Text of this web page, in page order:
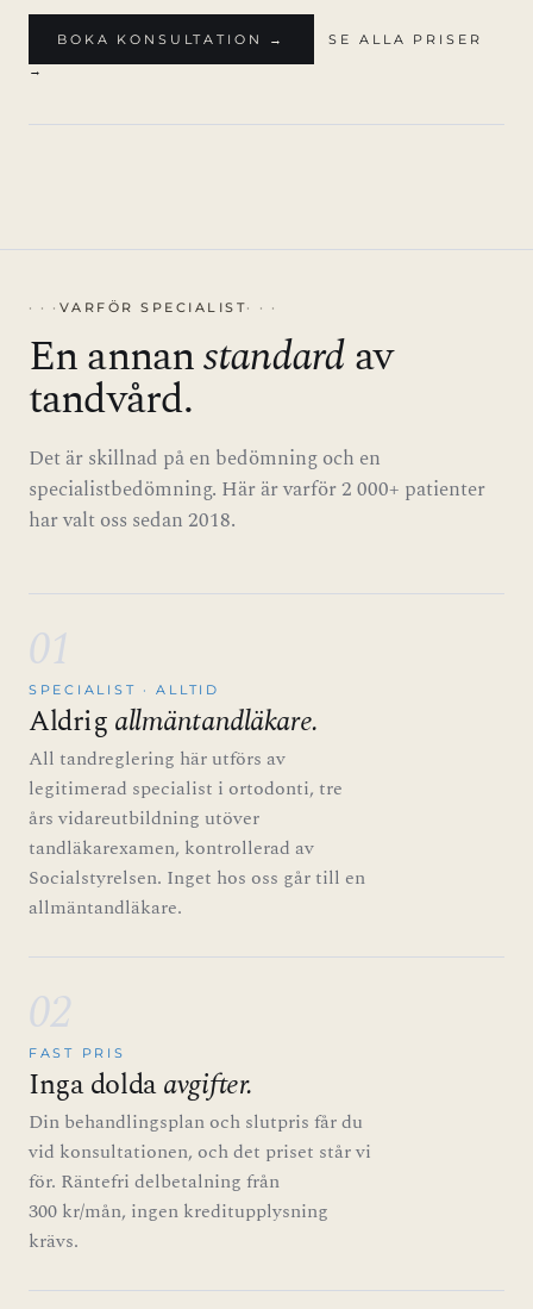
BOKA KONSULTATION →
SE ALLA PRISER
→
VARFÖR SPECIALIST
En annanstandardav
tandvård.
Det är skillnad på en bedömning och en
specialistbedömning. Här är varför 2 000+ patienter
har valt oss sedan 2018.
01
SPECIALIST · ALLTID
Aldrigallmäntandläkare.
All tandreglering här utförs av
legitimerad specialist i ortodonti, tre
års vidareutbildning utöver
tandläkarexamen, kontrollerad av
Socialstyrelsen. Inget hos oss går till en
allmäntandläkare.
02
FAST PRIS
Inga doldaavgifter.
Din behandlingsplan och slutpris får du
vid konsultationen, och det priset står vi
för. Räntefri delbetalning från
300 kr/mån, ingen kreditupplysning
krävs.